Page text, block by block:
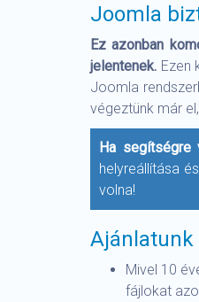
Joomla
Ez azonban
jelentenek. Ezen
Joomla
végeztünk már
Ha segítségre
helyreállítása
volna!
Ajánlatunk
Mivel 10
fájlokat